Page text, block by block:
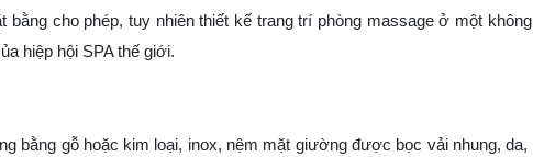
bằng cho phép, tuy nhiên thiết kế trang trí phòng massage ở một
hiệp hội SPA thế giới.
bằng gỗ hoặc kim loại, inox, nệm mặt giường được bọc vải nhung, da,